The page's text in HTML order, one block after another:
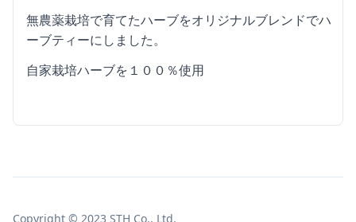
無農薬栽培で育てたハーブをオリジナルブレンドでハ
ーブティーにしました。
自家栽培ハーブを１００％使用
Copyright © 2023 STH Co., Ltd.